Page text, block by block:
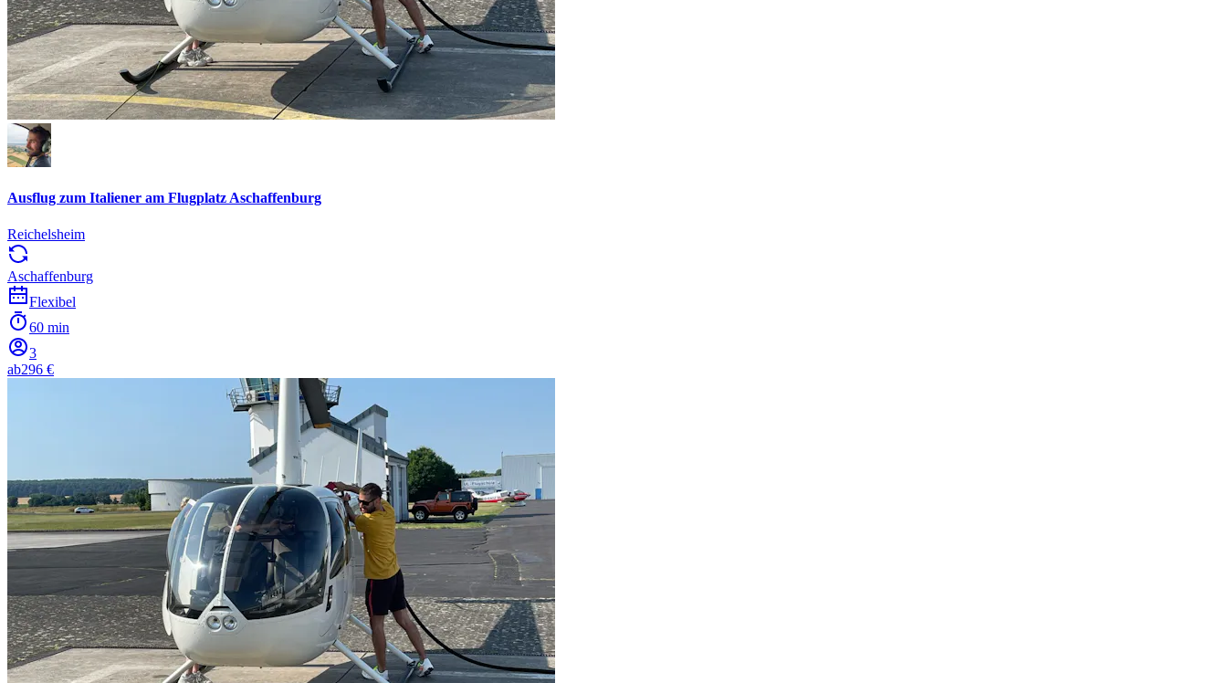
Ausflug zum Italiener am Flugplatz Aschaffenburg
Reichelsheim
Aschaffenburg
Flexibel
60 min
3
ab296 €